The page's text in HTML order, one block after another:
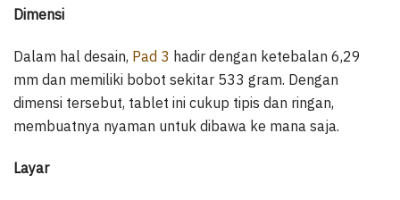
Dimensi
Dalam hal desain, Pad 3 hadir dengan ketebalan 6,29
mm dan memiliki bobot sekitar 533 gram. Dengan
dimensi tersebut, tablet ini cukup tipis dan ringan,
membuatnya nyaman untuk dibawa ke mana saja.
Layar